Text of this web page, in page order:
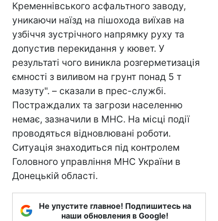
Кременнівського асфальтного заводу,
уникаючи наїзд на пішохода виїхав на
узбіччя зустрічного напрямку руху та
допустив перекидання у кювет. У
результаті чого виникла розгерметизація
ємності з виливом на грунт понад 5 т
мазуту". – сказали в прес-службі.
Постраждалих та загрози населенню
немає, зазначили в МНС. На місці події
проводяться відновлювані роботи.
Ситуація знаходиться під контролем
Головного управління МНС України в
Донецькій області.
Не упустите главное! Подпишитесь на
наши обновления в Google!